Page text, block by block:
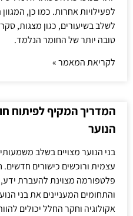
לפעילויות אחרות. כמו כן,
לשלב בשיעורים, כגון מצגות,
טובה יותר של החומר הנלמד.
לקריאת המאמר »
המדריך המקיף לפיתוח
הנוער
בני הנוער מצויים בשלב
עצמית ורוכשים כישורים חדשים.
פלטפורמה מצוינת להעברת
והתחומים המעניינים את בני
אקולוגיה וחקר החלל יכולים